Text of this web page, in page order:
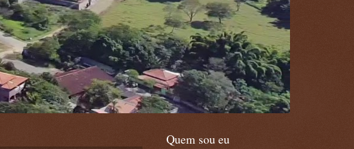
Quem sou eu